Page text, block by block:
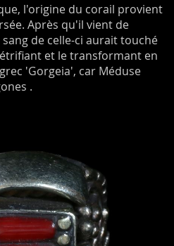
l'origine du corail provient
Après qu'il vient de
de celle-ci aurait touché
et le transformant en
'Gorgeia', car Méduse
.